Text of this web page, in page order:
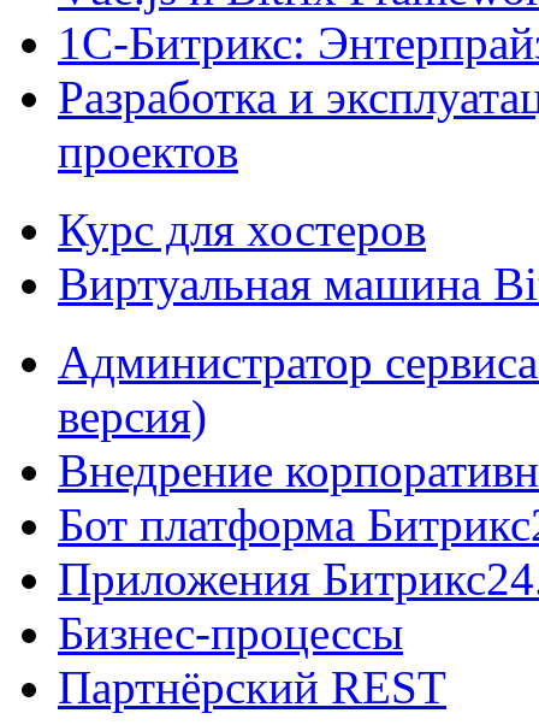
1С-Битрикс:
Разработка и
проектов
Курс для хостеров
Виртуальная машина
Администратор
версия)
Внедрение
Бот платформа
Приложения
Бизнес-процессы
Партнёрский REST